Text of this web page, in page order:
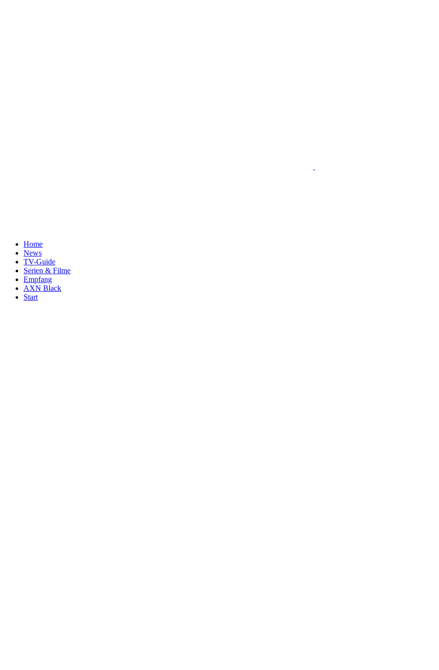
Home
News
TV-Guide
Serien & Filme
Empfang
AXN Black
Start